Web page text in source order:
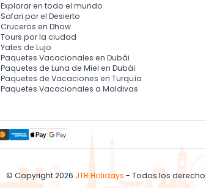
Explorar en todo el mundo
Safari por el Desierto
Cruceros en Dhow
Tours por la ciudad
Yates de Lujo
Paquetes Vacacionales en Dubái
Paquetes de Luna de Miel en Dubái
Paquetes de Vacaciones en Turquía
Paquetes Vacacionales a Maldivas
© Copyright 2026 JTR Holidays - Todos los